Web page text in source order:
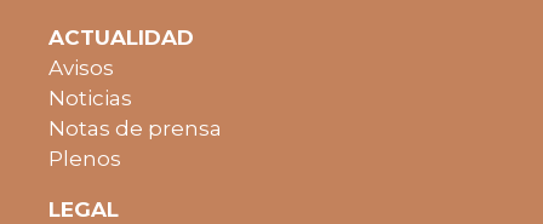
ACTUALIDAD
Avisos
Noticias
Notas de prensa
Plenos
LEGAL